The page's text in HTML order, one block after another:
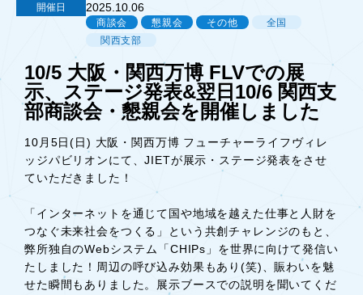
開催日 2025.10.06
商談会 懇親会 その他
全国
関西支部
10/5 大阪・関西万博 FLVでの展
示、ステージ発表&翌日10/6 関西支
部商談会・懇親会を開催しました
10月5日(日) 大阪・関西万博 フューチャーライフヴィレ
ッジパビリオンにて、JIETが展示・ステージ発表をさせ
ていただきました！
「インターネットを通じて国や地域を越えた仕事と人財を
つなぐ未来社会をつくる」という共創チャレンジのもと、
弊所独自のWebシステム「CHIPs」を世界に向けて発信い
たしました！周辺の呼び込み効果もあり(笑)、賑わいを魅
せた瞬間もありました。展示ブースでの説明を聞いてくだ